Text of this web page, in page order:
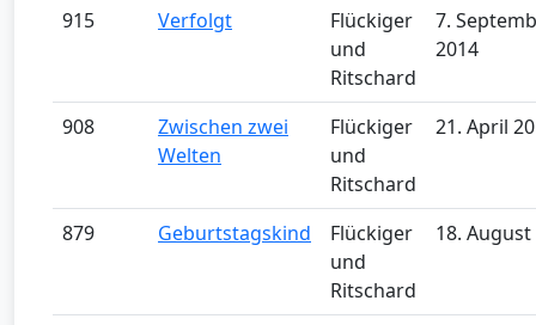
915 Verfolgt
Flückiger
und
Ritschard
7.
2014
908
Zwischen zwei
Welten
Flückiger
und
Ritschard
21. April
879 Geburtstagskind
Flückiger
und
Ritschard
18. August